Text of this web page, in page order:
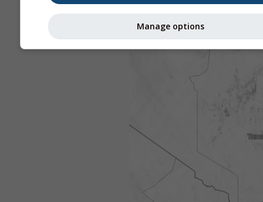
Manage options